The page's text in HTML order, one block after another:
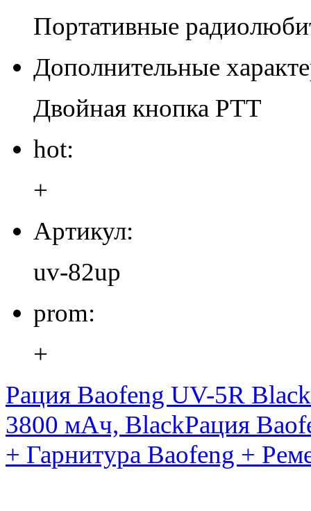
Портативные
Дополнительные
Двойная кнопка PTT
hot:
+
Артикул:
uv-82up
prom:
+
Рация Baofeng UV-5R
3800 мАч, BlackРация
+ Гарнитура Baofeng +